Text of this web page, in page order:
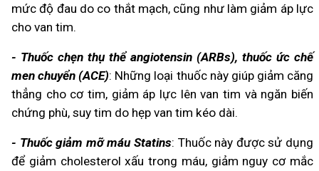
mức độ đau do co thắt mạch, cũng như làm giảm áp lực
cho van tim.
- Thuốc chẹn thụ thể angiotensin (ARBs), thuốc ức chế
men chuyển (ACE): Những loại thuốc này giúp giảm căng
thẳng cho cơ tim, giảm áp lực lên van tim và ngăn biến
chứng phù, suy tim do hẹp van tim kéo dài.
- Thuốc giảm mỡ máu Statins: Thuốc này được sử dụng
để giảm cholesterol xấu trong máu, giảm nguy cơ mắc